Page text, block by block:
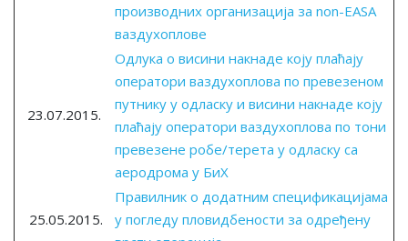
производних организација за non-EASA
ваздухоплове
23.07.2015.
Одлука о висини накнаде коју плаћају
оператори ваздухоплова по превезеном
путнику у одласку и висини накнаде коју
плаћају оператори ваздухоплова по тони
превезене робе/терета у одласку са
аеродрома у БиХ
25.05.2015.
Правилник о додатним спецификацијама
у погледу пловидбености за одређену